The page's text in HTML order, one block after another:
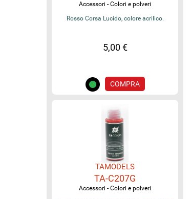
Accessori - Colori e polveri
Rosso Corsa Lucido, colore acrilico.
5,00 €
COMPRA
TAMODELS
TA-C207G
Accessori - Colori e polveri